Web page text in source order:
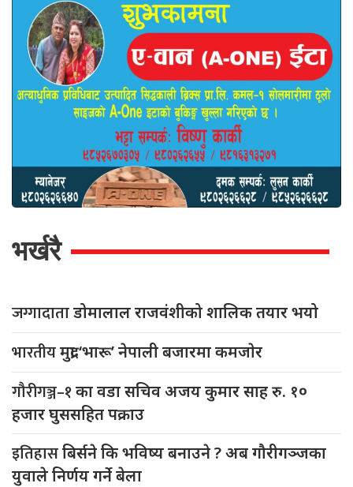
भर्खरै
जग्गादाताडोमालाल राजवंशीको शालिक तयार भयो
भारतीयमुद्रा ‘भारू’ नेपाली बजारमा कमजाेर
गौरीगञ्ज–१का वडा सचिव अजय कुमार साह रु. १०
हजार घुससहित पक्राउ
इतिहासबिर्सने कि भविष्य बनाउने ? अब गौरीगञ्जका
युवाले निर्णय गर्ने बेला